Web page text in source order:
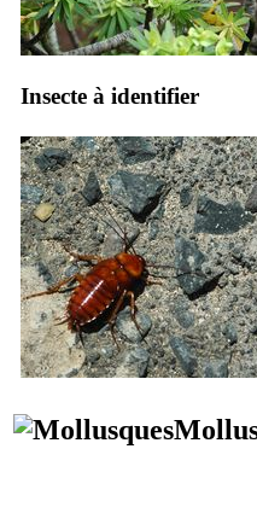
Insecte à identifier